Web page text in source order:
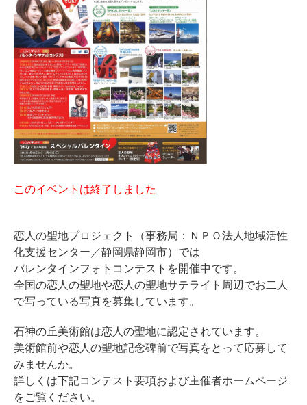
このイベントは終了しました
恋人の聖地プロジェクト（事務局：ＮＰＯ法人地域活性
化支援センター／静岡県静岡市）では
バレンタインフォトコンテストを開催中です。
全国の恋人の聖地や恋人の聖地サテライト周辺でお二人
で写っている写真を募集しています。
石神の丘美術館は恋人の聖地に認定されています。
美術館前や恋人の聖地記念碑前で写真をとって応募して
みませんか。
詳しくは下記コンテスト要項および主催者ホームページ
をご覧ください。